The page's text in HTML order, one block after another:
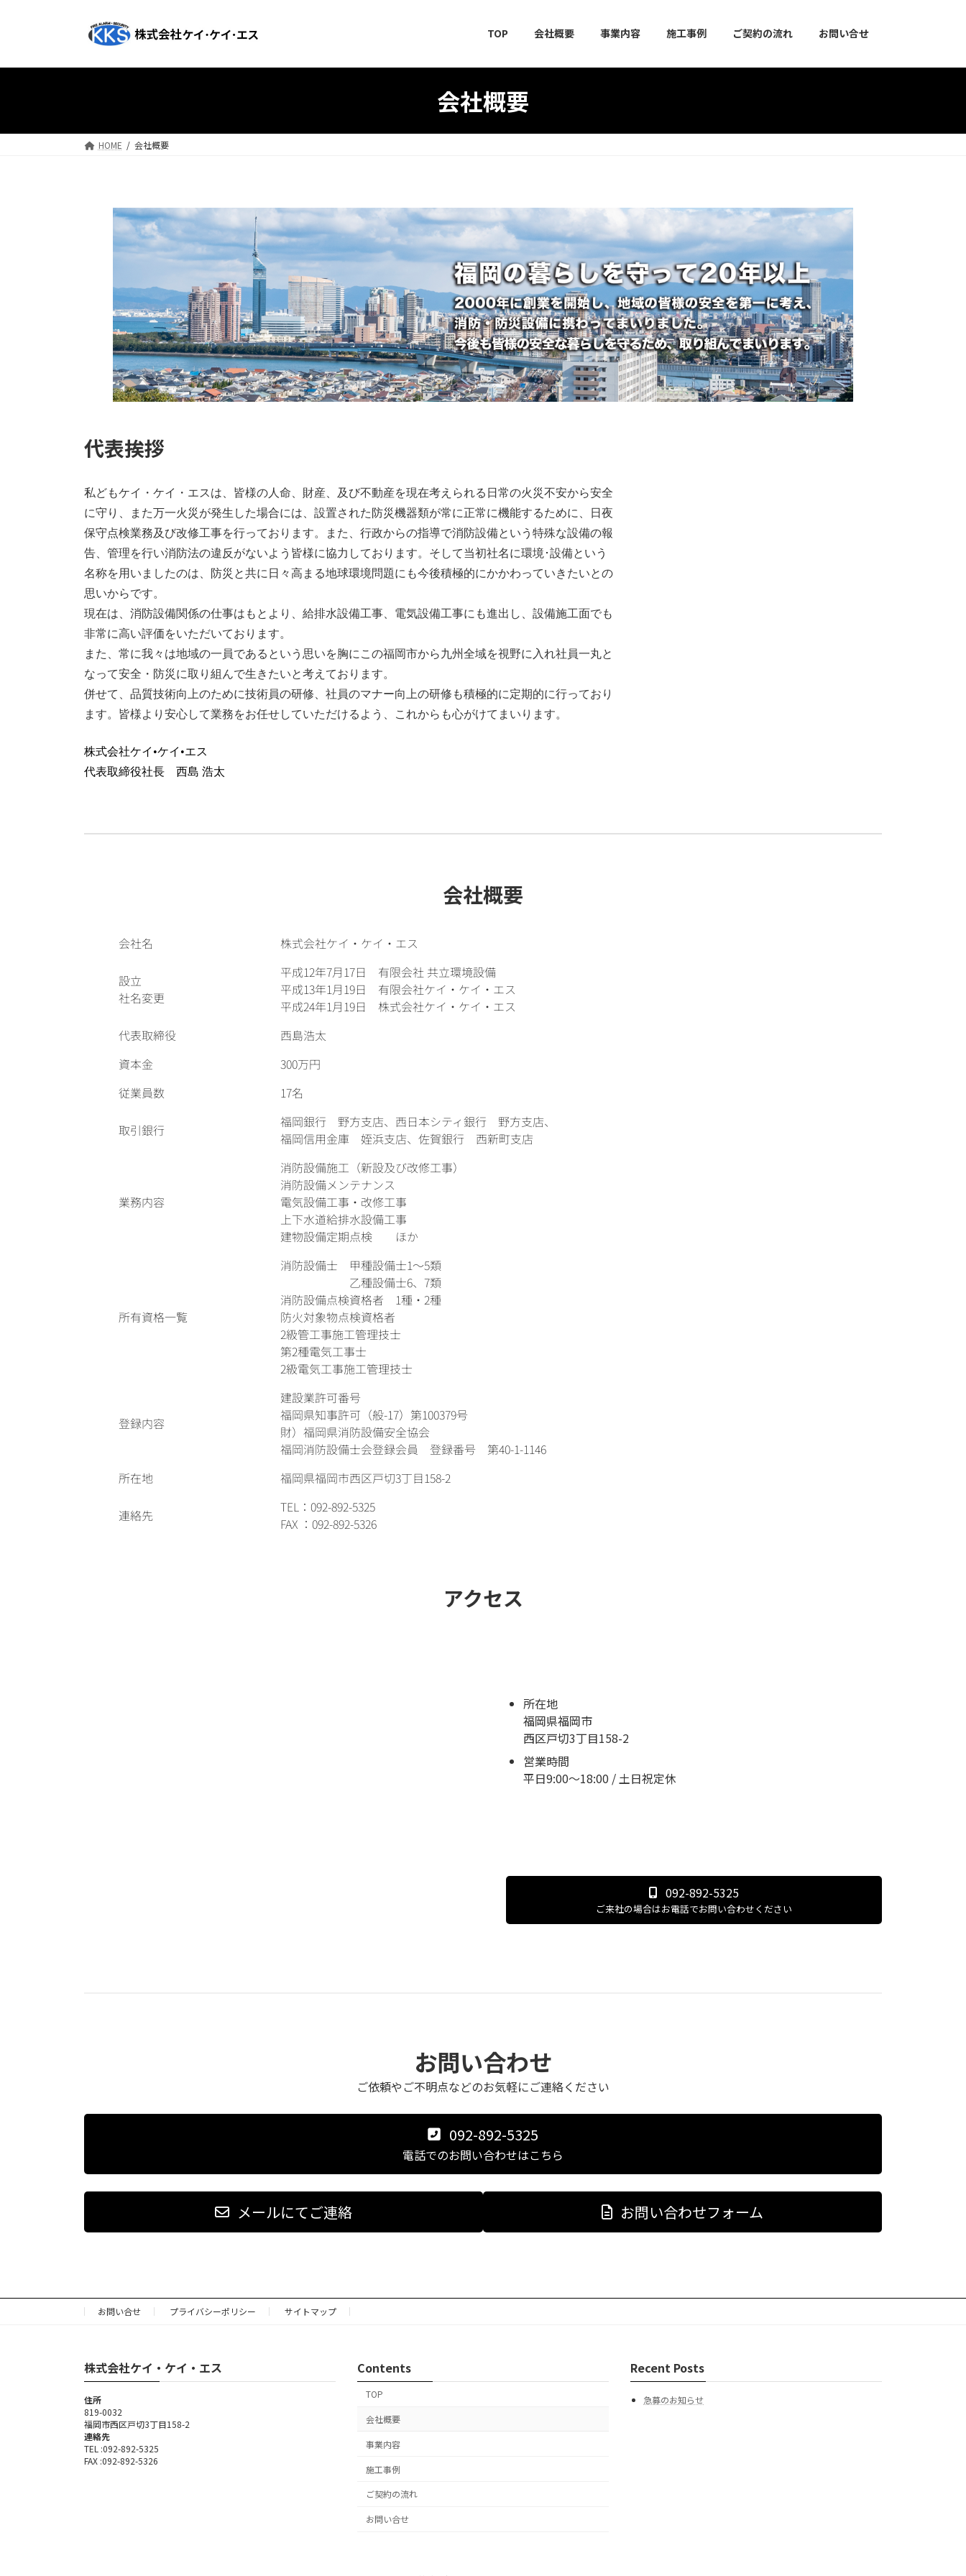
TOP 会社概要 事業内容 施工事例 ご契約の流れ お問い合せ
会社概要
HOME 会社概要
代表挨拶
私どもケイ・ケイ・エスは、皆様の人命、財産、及び不動産を現在考えられる日常の火災不安から安全
に守り、また万一火災が発生した場合には、設置された防災機器類が常に正常に機能するために、日夜
保守点検業務及び改修工事を行っております。また、行政からの指導で消防設備という特殊な設備の報
告、管理を行い消防法の違反がないよう皆様に協力しております。そして当初社名に環境･設備という
名称を用いましたのは、防災と共に日々高まる地球環境問題にも今後積極的にかかわっていきたいとの
思いからです。
現在は、消防設備関係の仕事はもとより、給排水設備工事、電気設備工事にも進出し、設備施工面でも
非常に高い評価をいただいております。
また、常に我々は地域の一員であるという思いを胸にこの福岡市から九州全域を視野に入れ社員一丸と
なって安全・防災に取り組んで生きたいと考えております。
併せて、品質技術向上のために技術員の研修、社員のマナー向上の研修も積極的に定期的に行っており
ます。皆様より安心して業務をお任せしていただけるよう、これからも心がけてまいります。
株式会社ケイ•ケイ•エス
代表取締役社長 西島 浩太
会社概要
会社名 株式会社ケイ・ケイ・エス
設立
社名変更
平成12年7月17日 有限会社 共立環境設備
平成13年1月19日 有限会社ケイ・ケイ・エス
平成24年1月19日 株式会社ケイ・ケイ・エス
代表取締役
西島浩太
資本金
300万円
従業員数
17名
取引銀行
福岡銀行 野方支店、西日本シティ銀行 野方支店、
福岡信用金庫 姪浜支店、佐賀銀行 西新町支店
業務内容
消防設備施工（新設及び改修工事）
消防設備メンテナンス
電気設備工事・改修工事
上下水道給排水設備工事
建物設備定期点検 ほか
所有資格一覧
消防設備士 甲種設備士1～5類
乙種設備士6、7類
消防設備点検資格者 1種・2種
防火対象物点検資格者
2級管工事施工管理技士
第2種電気工事士
2級電気工事施工管理技士
登録内容
建設業許可番号
福岡県知事許可（般-17）第100379号
財）福岡県消防設備安全協会
福岡消防設備士会登録会員 登録番号 第40-1-1146
所在地
福岡県福岡市西区戸切3丁目158-2
連絡先
TEL：092-892-5325
FAX ：092-892-5326
アクセス
所在地
福岡県福岡市
西区戸切3丁目158-2
営業時間
平日9:00～18:00 / 土日祝定休
092-892-5325
ご来社の場合はお電話でお問い合わせください
お問い合わせ
ご依頼やご不明点などのお気軽にご連絡ください
092-892-5325
電話でのお問い合わせはこちら
メールにてご連絡 お問い合わせフォーム
お問い合せ プライバシーポリシー サイトマップ
株式会社ケイ・ケイ・エス
住所
819-0032
福岡市西区戸切3丁目158-2
連絡先
TEL :092-892-5325
FAX :092-892-5326
Contents
TOP
会社概要
事業内容
施工事例
ご契約の流れ
お問い合せ
Recent Posts
急募のお知らせ